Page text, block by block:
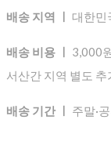
배송 지역 ㅣ 대한민
배송 비용 ㅣ 3,000
서산간 지역 별도 추
배송 기간 ㅣ 주말·